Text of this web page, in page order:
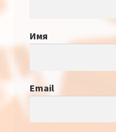
Имя
Email